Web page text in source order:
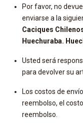
Por favor, no
enviarse a la
Caciques
Huechuraba.
Usted será
para devolver su
Los costos de
reembolso, el
reembolso.